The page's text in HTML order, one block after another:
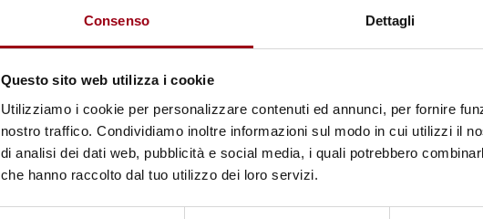
Consenso Dettagli
Questo sito web utilizza i cookie
Utilizziamo i cookie per personalizzare contenuti ed annunci, per fornire
nostro traffico. Condividiamo inoltre informazioni sul modo in cui utilizzi il
di analisi dei dati web, pubblicità e social media, i quali potrebbero
che hanno raccolto dal tuo utilizzo dei loro servizi.
Collocazione
Lingua
IT
ISBN
88-307-1279-5